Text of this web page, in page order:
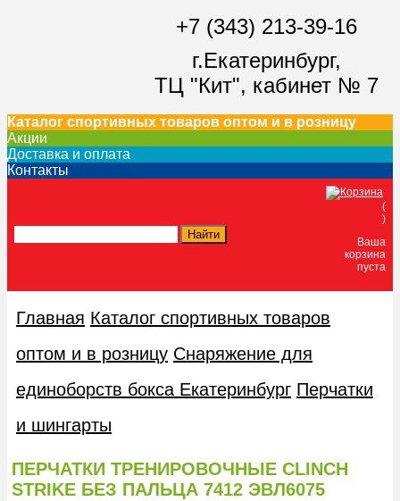
+7 (343) 213-39-16
г.Екатеринбург,
ТЦ "Кит", кабинет № 7
Каталог спортивных товаров оптом и в розницу
Акции
Доставка и оплата
Контакты
(
)
Ваша
корзина
пуста
Главная Каталог спортивных товаров
оптом и в розницу Снаряжение для
единоборств бокса Екатеринбург Перчатки
и шингарты
ПЕРЧАТКИ ТРЕНИРОВОЧНЫЕ CLINCH
STRIKE БЕЗ ПАЛЬЦА 7412 ЭВЛ6075